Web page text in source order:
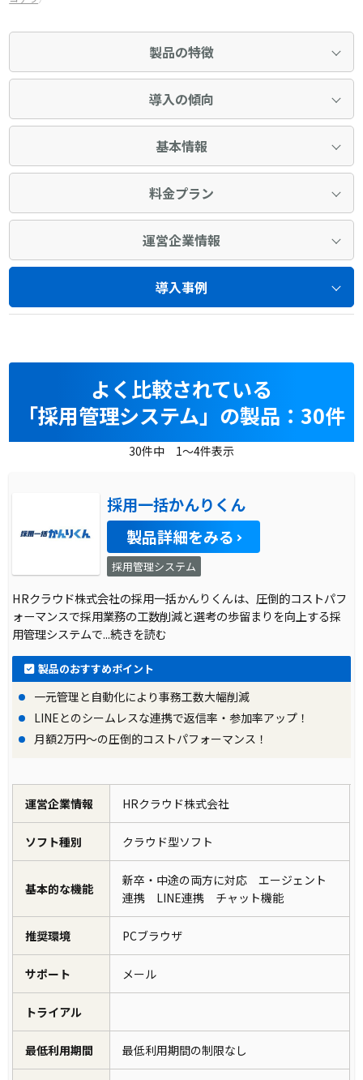
製品の特徴
導入の傾向
基本情報
料金プラン
運営企業情報
導入事例
よく比較されている
「採用管理システム」の製品：30件
30件中 1～4件表示
採用一括かんりくん
製品詳細をみる
採用管理システム
HRクラウド株式会社の採用一括かんりくんは、圧倒的コストパフ
ォーマンスで採用業務の工数削減と選考の歩留まりを向上する採
用管理システムで...続きを読む
製品のおすすめポイント
一元管理と自動化により事務工数大幅削減
LINEとのシームレスな連携で返信率・参加率アップ！
月額2万円～の圧倒的コストパフォーマンス！
運営企業情報 HRクラウド株式会社
ソフト種別 クラウド型ソフト
基本的な機能
新卒・中途の両方に対応 エージェント
連携 LINE連携 チャット機能
推奨環境 PCブラウザ
サポート メール
トライアル
最低利用期間 最低利用期間の制限なし